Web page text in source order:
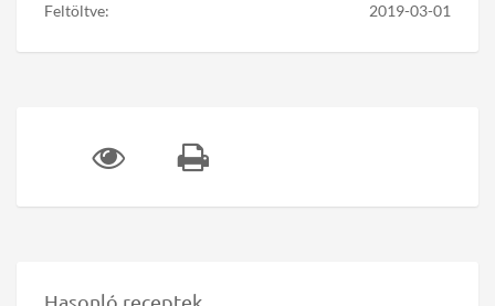
Feltöltve: 2019-03-01
Hasonló receptek